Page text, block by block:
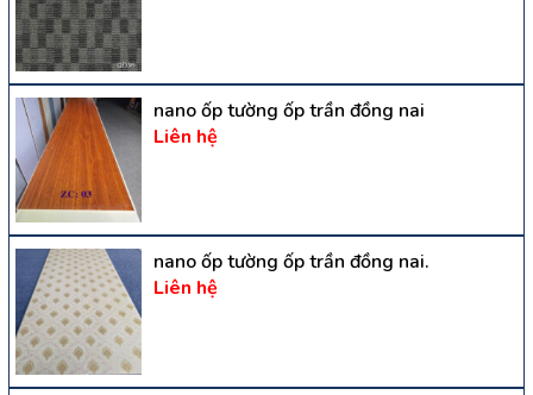
nano ốp tường ốp trần đồng nai
Liên hệ
nano ốp tường ốp trần đồng nai.
Liên hệ